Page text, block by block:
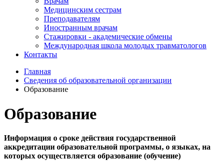
Медицинским сестрам
Преподавателям
Иностранным врачам
Стажировки - академические обмены
Международная школа молодых травматологов
Контакты
Главная
Сведения об образовательной организации
Образование
Образование
Информация о сроке действия государственной
аккредитации образовательной программы, о языках, на
которых осуществляется образование (обучение)